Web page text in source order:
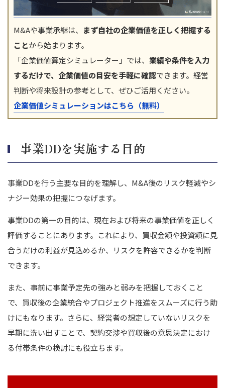
M&Aや事業承継は、 まず自社の企業価値を正しく把握する
ことから始まります。
「企業価値算定シミュレーター」では、 業績や条件を入力
するだけで、企業価値の目安を手軽に確認できます。経営
判断や将来設計の参考として、ぜひご活用ください。
企業価値シミュレーションはこちら（無料）
事業DDを実施する目的
事業DDを行う主要な目的を理解し、M&A後のリスク軽減やシ
ナジー効果の把握につなげます。
事業DDの第一の目的は、現在および将来の事業価値を正しく
評価することにあります。これにより、買収金額や投資額に見
合うだけの利益が見込めるか、リスクを許容できるかを判断
できます。
また、事前に事業予定先の強みと弱みを把握しておくこと
で、買収後の企業統合やプロジェクト推進をスムーズに行う助
けにもなります。 さらに、経営者の想定していないリスクを
早期に洗い出すことで、契約交渉や買収後の意思決定におけ
る付帯条件の検討にも役立ちます。